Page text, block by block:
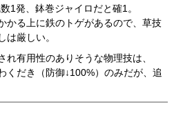
1発、鉢巻ジャイロだと確1。
かる上に鉄のトゲがあるので、草技
は厳しい。
れ有用性のありそうな物理技は、
くだき（防御↓100%）のみだが、追